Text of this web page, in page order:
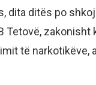
dita ditës po
Tetovë, zakonisht
të narkotikëve,